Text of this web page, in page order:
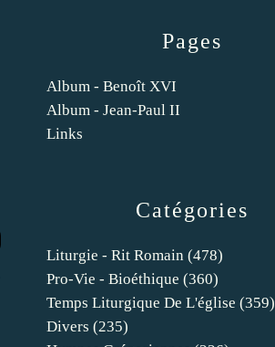
Catégories
Liturgie - Rit Romain (478)
Pro-Vie - Bioéthique (360)
Temps Liturgique De L'église (359)
Divers (235)
Pages
Album - Benoît XVI
Album - Jean-Paul II
Links